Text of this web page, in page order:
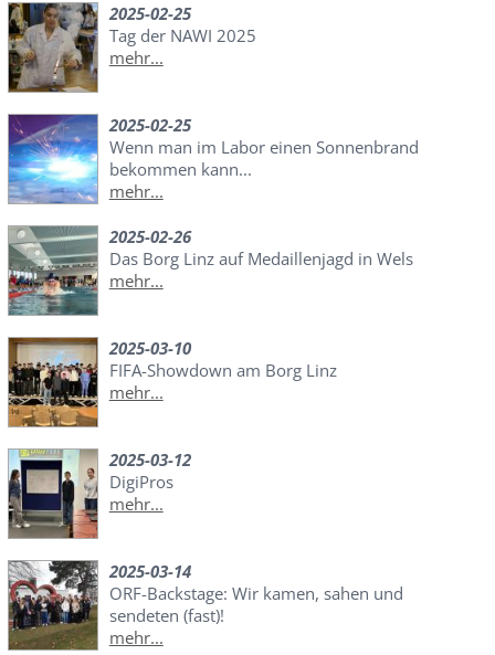
2025-02-25
Tag der NAWI 2025
mehr...
2025-02-25
Wenn man im Labor einen Sonnenbrand
bekommen kann...
mehr...
2025-02-26
Das Borg Linz auf Medaillenjagd in Wels
mehr...
2025-03-10
FIFA-Showdown am Borg Linz
mehr...
2025-03-12
DigiPros
mehr...
2025-03-14
ORF-Backstage: Wir kamen, sahen und
sendeten (fast)!
mehr...